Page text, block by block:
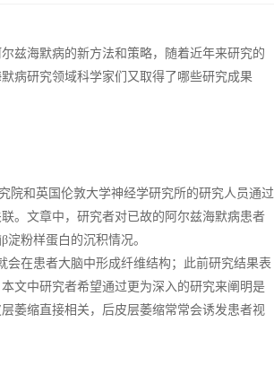
兹海默病的新方法和策略，随着近年来研究的
病研究领域科学家们又取得了哪些研究成果
院和英国伦敦大学神经学研究所的研究人员通过
。文章中，研究者对已故的阿尔兹海默病患者
粉样蛋白的沉积情况。
会在患者大脑中形成纤维结构；此前研究结果表
文中研究者希望通过更为深入的研究来阐明是
萎缩直接相关，后皮层萎缩常常会诱发患者视